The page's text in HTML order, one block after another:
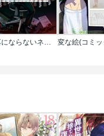
変な絵(コミ